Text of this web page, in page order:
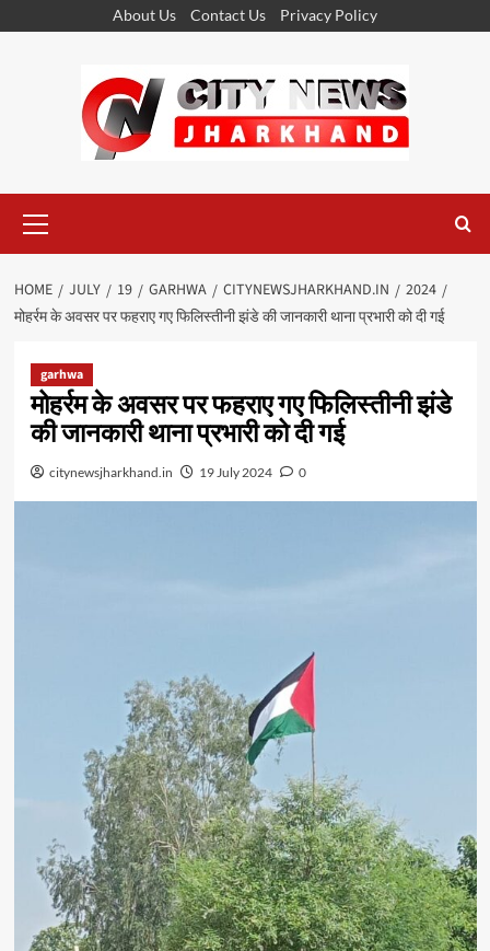
About Us Contact Us Privacy Policy
Menu
HOME JULY 19 GARHWA CITYNEWSJHARKHAND.IN
2024
मोहर्रम के अवसर पर फहराए गए फिलिस्तीनी झंडे की जानकारी थाना प्रभारी को दी गई
garhwa
मोहर्रम के अवसर पर फहराए गए फिलिस्तीनी झंडे
की जानकारी थाना प्रभारी को दी गई
citynewsjharkhand.in 19 July 2024 0